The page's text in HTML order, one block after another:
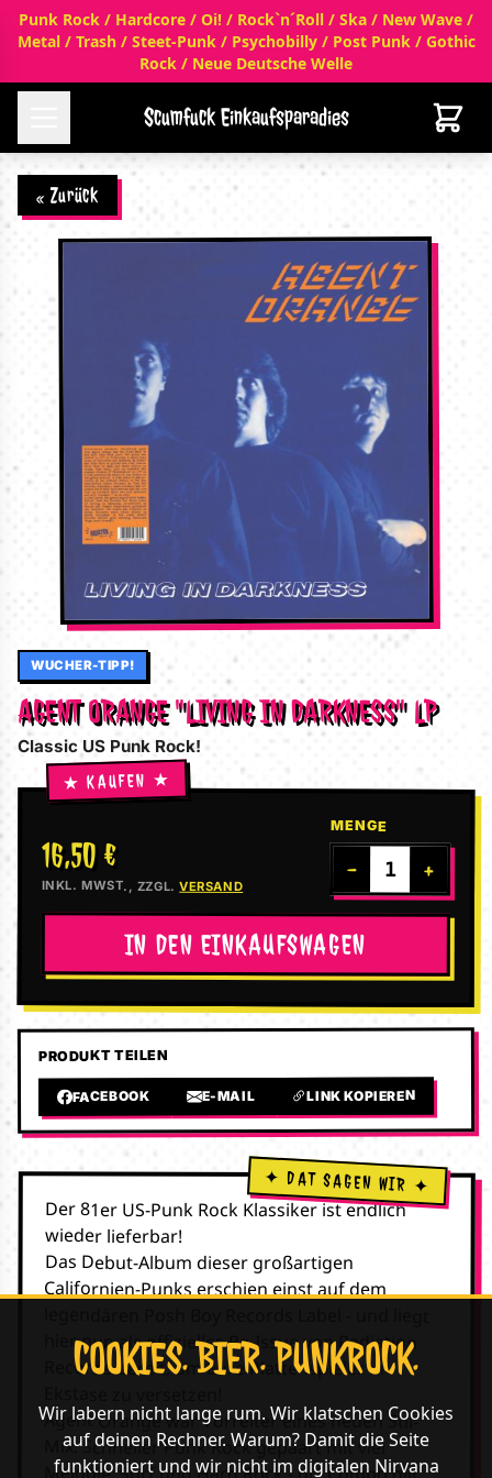
Punk Rock / Hardcore / Oi! / Rock`n´Roll / Ska / New Wave /
Metal / Trash / Steet-Punk / Psychobilly / Post Punk / Gothic
Rock / Neue Deutsche Welle
Scumfuck Einkaufsparadies
« Zurück
WUCHER-TIPP!
AGENT ORANGE "LIVING IN DARKNESS" LP
Classic US Punk Rock!
16,50 €
INKL. MWST., ZZGL.VERSAND
MENGE
− +
IN DEN EINKAUFSWAGEN
PRODUKT TEILEN
FACEBOOK E-MAIL LINK KOPIEREN
Der 81er US-Punk Rock Klassiker ist endlich
wieder lieferbar!
Das Debut-Album dieser großartigen
Californien-Punks erschien einst auf dem
hier nun als offizielles Re-Issue von Radiation
Records bereit, um Eure Plattenspieler in
Agent Orange war Vorreiter eines neuen Stil-
Mix: Schneller Punk Rock gepaart mit viel
Melodie, Surf und Hard Rock - die Combo gilt
COOKIES. BIER. PUNKROCK.
Wir labern nicht lange rum. Wir klatschen Cookies
auf deinen Rechner. Warum? Damit die Seite
funktioniert und wir nicht im digitalen Nirvana